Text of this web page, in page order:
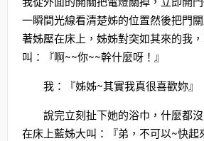
一瞬間光線看清楚姊的位置然後把門
著姊壓在床上，姊姊對突如其來的我
叫：『啊~~你~~幹什麼呀！』
我：『姊姊~其實我真很喜歡妳』
說完立刻扯下她的浴巾，什麼都
在床上藍姊大叫：『弟，不可以~快起